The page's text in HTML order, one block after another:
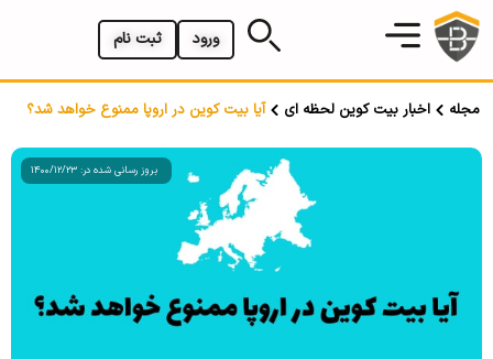
ثبت نام ورود
مجله اخبار بیت کوین لحظه ای آیا بیت کوین در اروپا ممنوع خواهد شد؟
بروز رسانی شده در: 1400/12/23